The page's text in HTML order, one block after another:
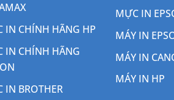
IN CHÍNH HÃNG HP
IN CHÍNH HÃNG
IN BROTHER
MỰC IN
MÁY IN
MÁY IN
MÁY IN HP